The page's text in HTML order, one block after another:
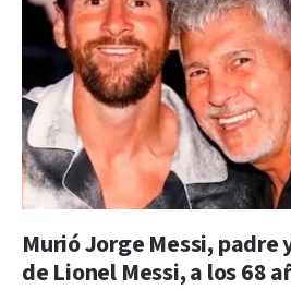
Murió Jorge Messi,
de Lionel Messi, a los 68